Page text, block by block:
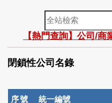
全
站
檢
索
【熱門查詢】公司/商
閉鎖性公司名錄
序號 統一編號